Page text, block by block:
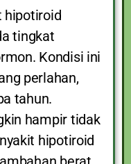
hipotiroid
tingkat
Kondisi ini
perlahan,
tahun.
hampir tidak
hipotiroid